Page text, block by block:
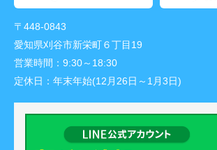
〒448-0843
愛知県刈谷市新栄町６丁目19
営業時間： 9:30～18:30
定休日： 年末年始(12月26日～1月3日)